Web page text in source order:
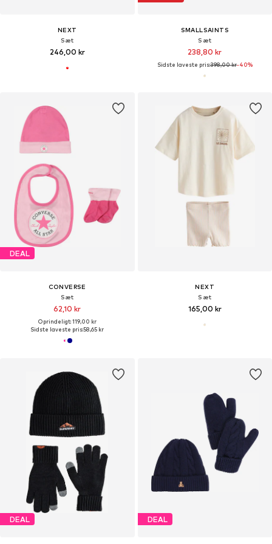
NEXT
Sæt
246,00 kr
SMALLSAINTS
Sæt
238,80 kr
Sidste laveste pris:398,00 kr-40%
DEAL
CONVERSE
Sæt
62,10 kr
Oprindeligt: 119,00 kr
Sidste laveste pris:58,65 kr
NEXT
Sæt
165,00 kr
DEAL DEAL